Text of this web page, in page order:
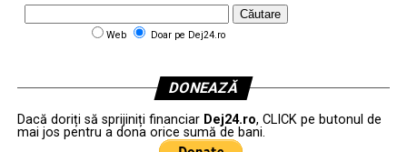
Web Doar pe Dej24.ro
DONEAZĂ
Dacă doriți să sprijiniți financiar Dej24.ro, CLICK pe butonul de
mai jos pentru a dona orice sumă de bani.